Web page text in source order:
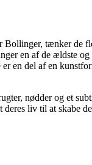
tænker de
en af de ældste og
en del af en
nødder og et
liv til at skabe